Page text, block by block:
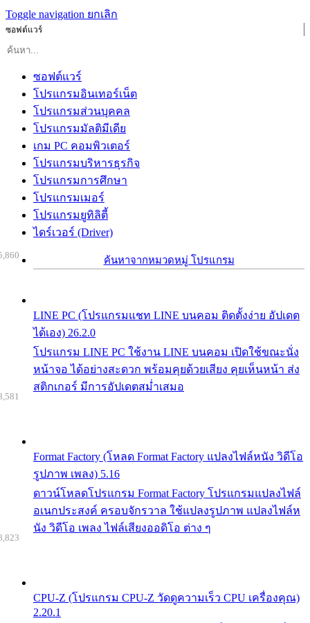
Toggle navigation ยกเลิก
ซอฟต์แวร์
ซอฟต์แวร์
โปรแกรมอินเทอร์เน็ต
โปรแกรมส่วนบุคคล
โปรแกรมมัลติมีเดีย
เกม PC คอมพิวเตอร์
โปรแกรมบริหารธุรกิจ
โปรแกรมการศึกษา
โปรแกรมเมอร์
โปรแกรมยูทิลิตี้
ไดร์เวอร์ (Driver)
ค้นหาจากหมวดหมู่ โปรแกรม
LINE PC (โปรแกรมแชท LINE บนคอม ติดตั้งง่าย อัปเดต
ได้เอง) 26.2.0
โปรแกรม LINE PC ใช้งาน LINE บนคอม เปิดใช้ขณะนั่ง
หน้าจอ ได้อย่างสะดวก พร้อมคุยด้วยเสียง คุยเห็นหน้า ส่ง
สติกเกอร์ มีการอัปเดตสม่ำเสมอ
Format Factory (โหลด Format Factory แปลงไฟล์หนัง วิดีโอ
รูปภาพ เพลง) 5.16
ดาวน์โหลดโปรแกรม Format Factory โปรแกรมแปลงไฟล์
อเนกประสงค์ ครอบจักรวาล ใช้แปลงรูปภาพ แปลงไฟล์ห
นัง วิดีโอ เพลง ไฟล์เสียงออดิโอ ต่าง ๆ
CPU-Z (โปรแกรม CPU-Z วัดดูความเร็ว CPU เครื่องคุณ)
2.20.1